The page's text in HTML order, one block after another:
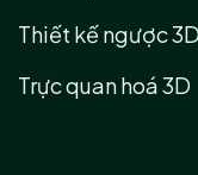
Thiết kế ngược 3D
Trực quan hoá 3D